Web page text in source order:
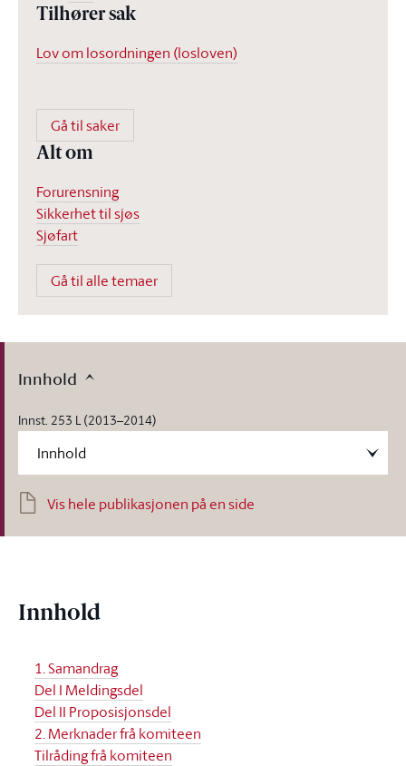
Tilhører sak
Lov om losordningen (losloven)
Gå til saker
Alt om
Forurensning
Sikkerhet til sjøs
Sjøfart
Gå til alle temaer
Innhold
Innst. 253 L (2013–2014)
Vis hele publikasjonen på en side
Innhold
1. Samandrag
Del I Meldingsdel
Del II Proposisjonsdel
2. Merknader frå komiteen
Tilråding frå komiteen